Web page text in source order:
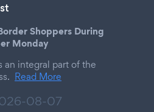
Shoppers During
Monday
an integral part of the
Read More
08-07